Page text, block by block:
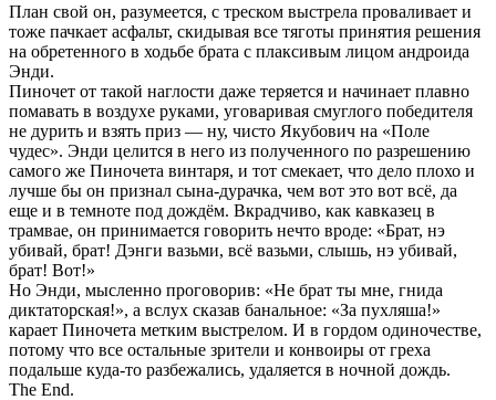
План свой он, разумеется, с треском выстрела проваливает и
тоже пачкает асфальт, скидывая все тяготы принятия решения
на обретенного в ходьбе брата с плаксивым лицом андроида
Энди.
Пиночет от такой наглости даже теряется и начинает плавно
помавать в воздухе руками, уговаривая смуглого победителя
не дурить и взять приз — ну, чисто Якубович на «Поле
чудес». Энди целится в него из полученного по разрешению
самого же Пиночета винтаря, и тот смекает, что дело плохо и
лучше бы он признал сына-дурачка, чем вот это вот всё, да
еще и в темноте под дождём. Вкрадчиво, как кавказец в
трамвае, он принимается говорить нечто вроде: «Брат, нэ
убивай, брат! Дэнги вазьми, всё вазьми, слышь, нэ убивай,
брат! Вот!»
Но Энди, мысленно проговорив: «Не брат ты мне, гнида
диктаторская!», а вслух сказав банальное: «За пухляша!»
карает Пиночета метким выстрелом. И в гордом одиночестве,
потому что все остальные зрители и конвоиры от греха
подальше куда-то разбежались, удаляется в ночной дождь.
The End.